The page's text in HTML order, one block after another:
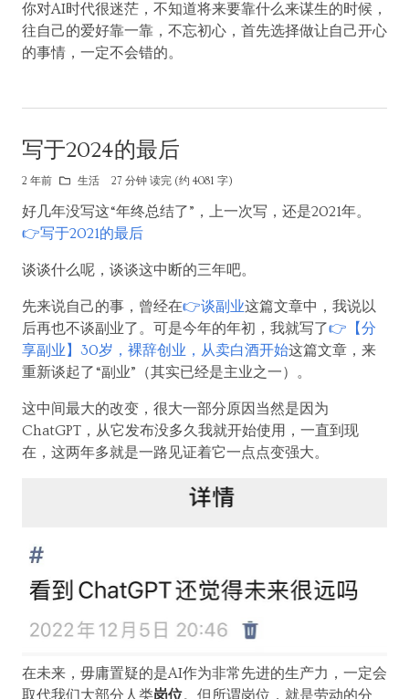
你对AI时代很迷茫，不知道将来要靠什么来谋生的时候，
往自己的爱好靠一靠，不忘初心，首先选择做让自己开心
的事情，一定不会错的。
写于2024的最后
2 年前 生活 27 分钟 读完 (约 4081 字)
好几年没写这“年终总结了”，上一次写，还是2021年。
👉写于2021的最后
谈谈什么呢，谈谈这中断的三年吧。
先来说自己的事，曾经在👉谈副业这篇文章中，我说以
后再也不谈副业了。可是今年的年初，我就写了👉【分
享副业】30岁，裸辞创业，从卖白酒开始这篇文章，来
重新谈起了“副业”（其实已经是主业之一）。
这中间最大的改变，很大一部分原因当然是因为
ChatGPT，从它发布没多久我就开始使用，一直到现
在，这两年多就是一路见证着它一点点变强大。
在未来，毋庸置疑的是AI作为非常先进的生产力，一定会
取代我们大部分人类岗位。但所谓岗位，就是劳动的分